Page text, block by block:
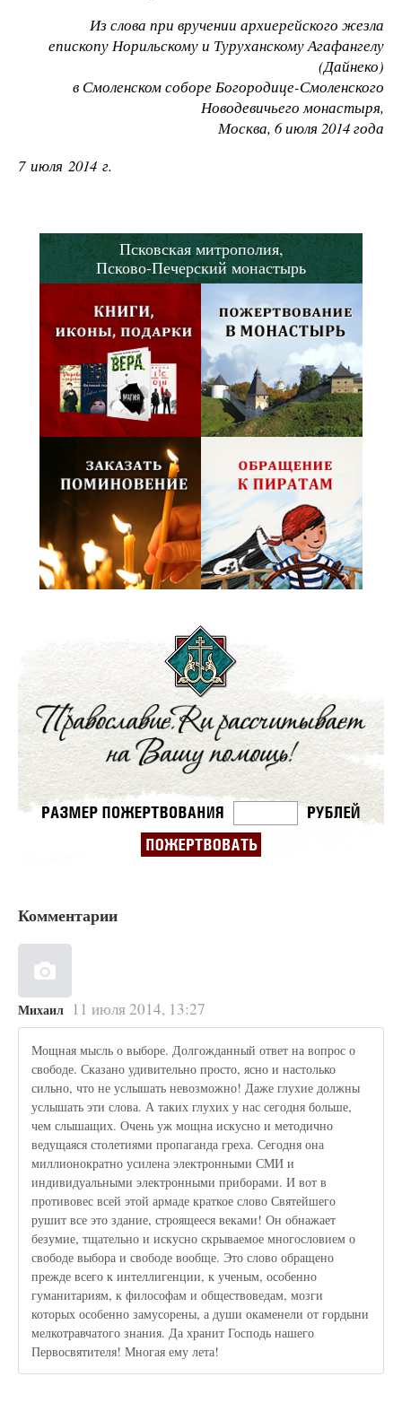
Из слова при вручении архиерейского жезла
епископу Норильскому и Туруханскому Агафангелу
(Дайнеко)
в Смоленском соборе Богородице-Смоленского
Новодевичьего монастыря,
Москва, 6 июля 2014 года
7 июля 2014 г.
Псковская митрополия,
Псково-Печерский монастырь
Комментарии
Михаил 11 июля 2014, 13:27
Мощная мысль о выборе. Долгожданный ответ на вопрос о
свободе. Сказано удивительно просто, ясно и настолько
сильно, что не услышать невозможно! Даже глухие должны
услышать эти слова. А таких глухих у нас сегодня больше,
чем слышащих. Очень уж мощна искусно и методично
ведущаяся столетиями пропаганда греха. Сегодня она
миллионократно усилена электронными СМИ и
индивидуальными электронными приборами. И вот в
противовес всей этой армаде краткое слово Святейшего
рушит все это здание, строящееся веками! Он обнажает
безумие, тщательно и искусно скрываемое многословием о
свободе выбора и свободе вообще. Это слово обращено
прежде всего к интеллигенции, к ученым, особенно
гуманитариям, к философам и обществоведам, мозги
которых особенно замусорены, а души окаменели от гордыни
мелкотравчатого знания. Да хранит Господь нашего
Первосвятителя! Многая ему лета!